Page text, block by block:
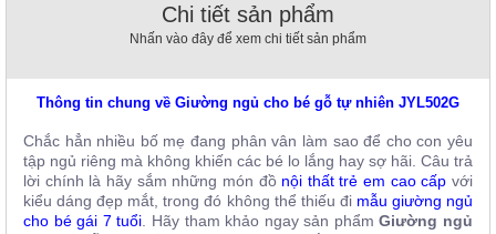
Nội
Nhà
Hàng
Thất
Chi tiết sản phẩm
Nhấn vào đây để xem chi tiết sản phẩm
Thông tin chung về Giường ngủ cho bé gỗ tự nhiên JYL502G
Chắc hẳn nhiều bố mẹ đang phân vân làm sao để cho con yêu
tập ngủ riêng mà không khiến các bé lo lắng hay sợ hãi. Câu trả
lời chính là hãy sắm những món đồ nội thất trẻ em cao cấp với
kiểu dáng đẹp mắt, trong đó không thể thiếu đi mẫu giường ngủ
cho bé gái 7 tuổi . Hãy tham khảo ngay sản phẩmGiường ngủ